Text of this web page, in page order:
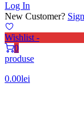
Log In
New Customer?
Wishlist -
0
produse
0.00lei